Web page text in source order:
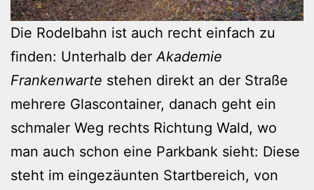
Die Rodelbahn ist auch recht einfach zu
finden: Unterhalb derAkademie
Frankenwarte stehen direkt an der Straße
mehrere Glascontainer, danach geht ein
schmaler Weg rechts Richtung Wald, wo
man auch schon eine Parkbank sieht: Diese
steht im eingezäunten Startbereich, von